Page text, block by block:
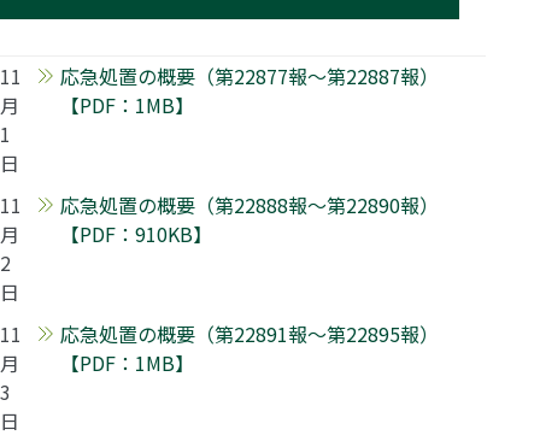
11
月
1
日
応急処置の概要（第22877報～第22887報）
【PDF：1MB】
11
月
2
日
応急処置の概要（第22888報～第22890報）
【PDF：910KB】
11
月
3
日
応急処置の概要（第22891報～第22895報）
【PDF：1MB】